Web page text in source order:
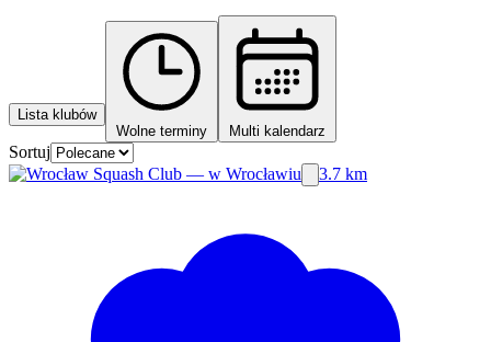
Lista klubów
Wolne terminy
Multi kalendarz
Sortuj
3.7 km